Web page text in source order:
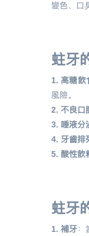
變色、口
蛀牙
1. 高糖飲
風險。
2. 不良口
3. 唾液分
4. 牙齒排
5. 酸性飲
蛀牙
1. 補牙：